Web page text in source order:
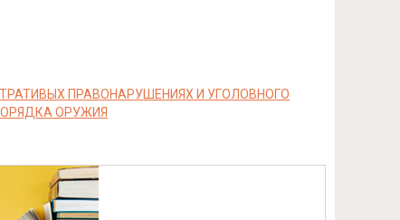
ПРАВОНАРУШЕНИЯХ И УГОЛОВНОГО
ОРУЖИЯ